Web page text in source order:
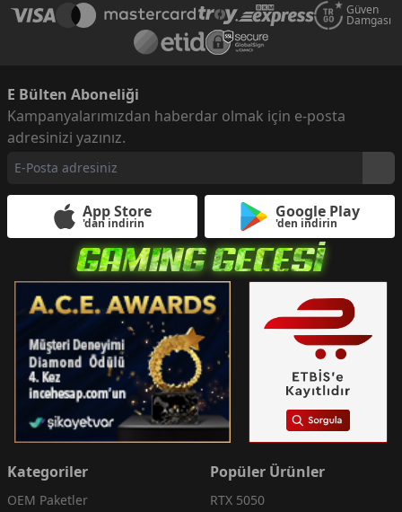
Güven
Damgası
E Bülten Aboneliği
Kampanyalarımızdan haberdar olmak için e-posta
adresinizi yazınız.
App Store
'dan indirin
Google Play
'den indirin
Kategoriler
OEM Paketler
Popüler Ürünler
RTX 5050